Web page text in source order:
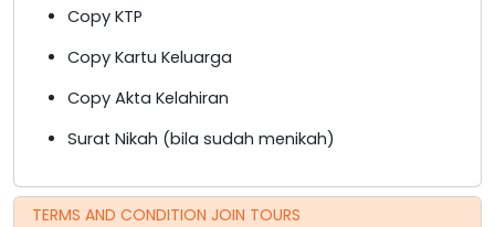
Copy KTP
Copy Kartu Keluarga
Copy Akta Kelahiran
Surat Nikah (bila sudah menikah)
TERMS AND CONDITION JOIN TOURS